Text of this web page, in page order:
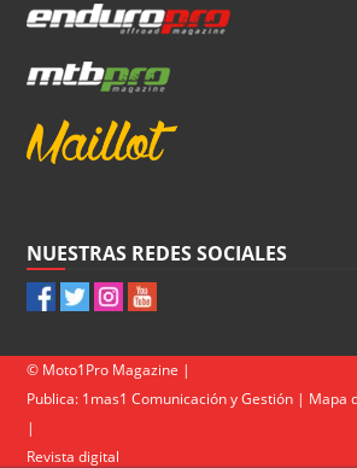
NUESTRAS REDES SOCIALES
© Moto1Pro Magazine |
Publica: 1mas1 Comunicación y Gestión | Mapa
|
Revista digital